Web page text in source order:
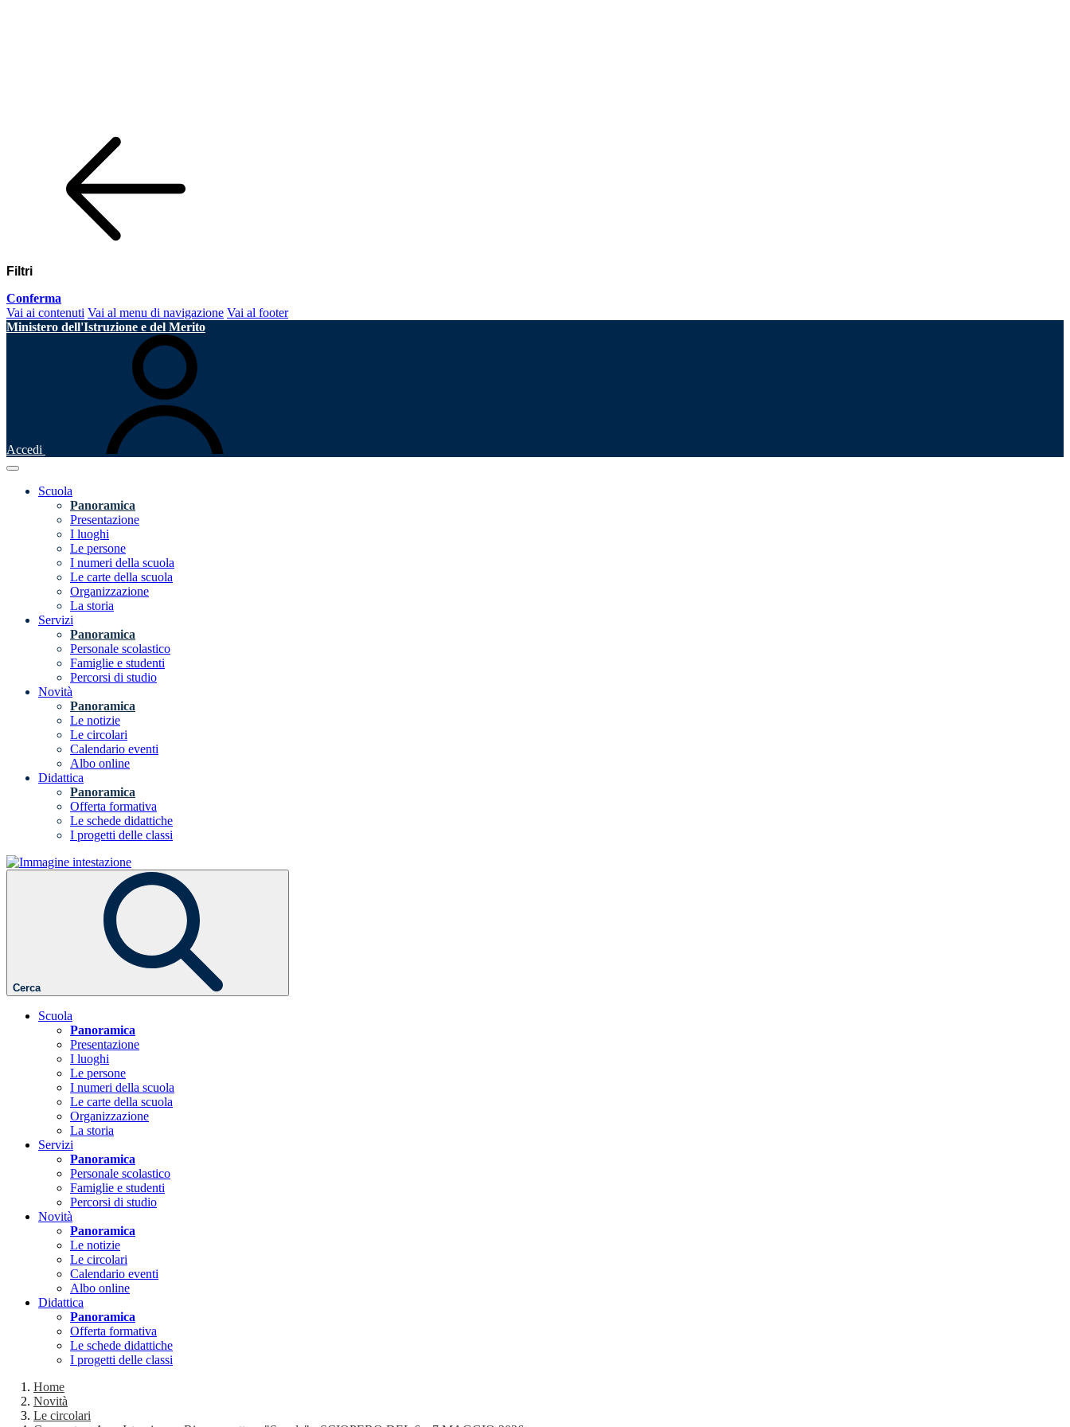
Filtri
Conferma
Vai ai contenuti Vai al menu di navigazione Vai al footer
Ministero dell'Istruzione e del Merito
Accedi
Scuola
Panoramica
Presentazione
I luoghi
Le persone
I numeri della scuola
Le carte della scuola
Organizzazione
La storia
Servizi
Panoramica
Personale scolastico
Famiglie e studenti
Percorsi di studio
Novità
Panoramica
Le notizie
Le circolari
Calendario eventi
Albo online
Didattica
Panoramica
Offerta formativa
Le schede didattiche
I progetti delle classi
Cerca
Scuola
Panoramica
Presentazione
I luoghi
Le persone
I numeri della scuola
Le carte della scuola
Organizzazione
La storia
Servizi
Panoramica
Personale scolastico
Famiglie e studenti
Percorsi di studio
Novità
Panoramica
Le notizie
Le circolari
Calendario eventi
Albo online
Didattica
Panoramica
Offerta formativa
Le schede didattiche
I progetti delle classi
Home
Novità
Le circolari